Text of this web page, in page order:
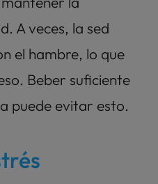
A veces, la sed
el hambre, lo que
Beber suficiente
puede evitar esto.